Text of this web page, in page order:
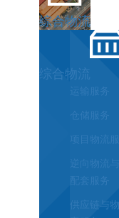
综合物流
综合物流
运输服务
仓储服务
项目物流
逆向物流
配套服务
供应链与